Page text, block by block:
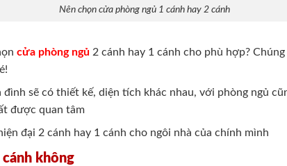
Nên chọn cửa phòng ngủ 1 cánh hay 2 cánh
cửa phòng ngủ 2 cánh hay 1 cánh cho phù hợp?
sẽ có thiết kế, diện tích khác nhau, với phòng ngủ
được quan tâm
đại 2 cánh hay 1 cánh cho ngôi nhà của chính mình
không